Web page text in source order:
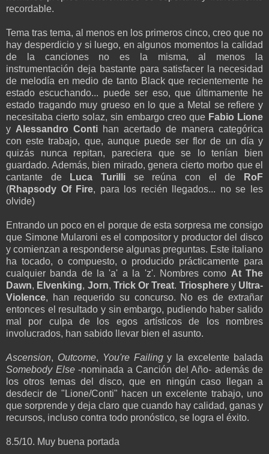
recordable.
Tema tras tema, al menos en los primeros cinco, creo que no
hay desperdicio y si luego, en algunos momentos la calidad
de la canciones no es la misma, al menos la
instrumentación deja bastante para satisfacer la necesidad
de melodía en medio de tanto Black que recientemente he
estado escuchando... puede ser eso, que últimamente he
estado tragando muy grueso en lo que a Metal se refiere y
necesitaba cierto solaz, sin embargo creo que Fabio Lione
y Alessandro Conti han acertado de manera categórica
con este trabajo, que, aunque puede ser flor de un día y
quizás nunca repitan, pareciera que se lo tenían bien
guardado. Además, bien mirado, genera cierto morbo que el
cantante de
Luca Turilli se reúna con el de
RoF
(Rhapsody Of Fire, para los recién llegados... no se les
olvide)
Entrando un poco en el porque de esta sorpresa me consigo
que Simone Mularoni es el compositor y productor del disco
y comienzan a responderse algunas preguntas. Este italiano
ha tocado, o compuesto, o producido prácticamente para
cualquier banda de la 'a' a la 'z'. Nombres como At The
Dawn, Elvenking, Jorn, Trick Or Treat. TriosphereyUltra-
Violence, han requerido su concurso. No es de extrañar
entonces el resultado y sin embargo, pudiendo haber salido
mal por culpa de los egos artísticos de los nombres
involucrados, han sabido llevar bien el asunto.
Ascension, Outcome, You're Failingy la excelente balada
Somebody Else-nominada a Canción del Año- además de
los otros temas del disco, que en ningún caso llegan a
desdecir de "Lione/Conti" hacen un excelente trabajo, uno
que sorprende y deja claro que cuando hay calidad, ganas y
recursos, incluso contra todo pronóstico, se logra el éxito.
8.5/10. Muy buena portada